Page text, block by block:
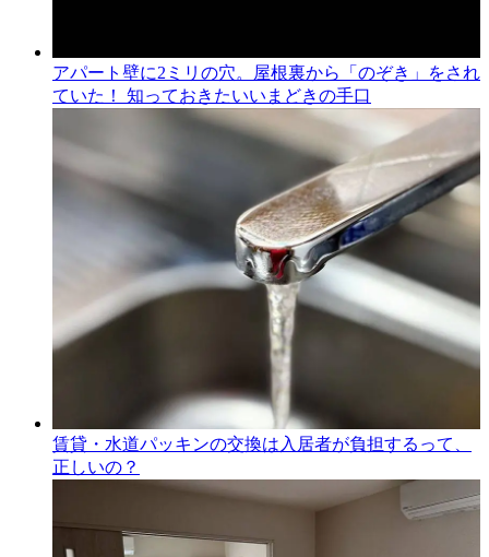
アパート壁に2ミリの穴。屋根裏から「のぞき」をされ
ていた！ 知っておきたいいまどきの手口
賃貸・水道パッキンの交換は入居者が負担するって、
正しいの？